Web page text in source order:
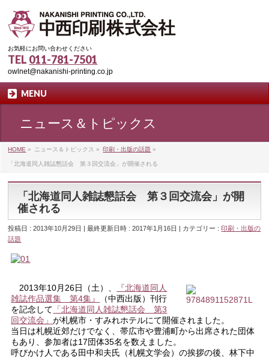
お気軽にお問い合わせください
TEL 011-781-7501
owlnet@nakanishi-printing.co.jp
MENU
ニュース＆トピックス
HOME » ニュース＆トピックス » 印刷・出版の話題 »
「北海道同人雑誌懇話会 第３回交流会」が開催される
「北海道同人雑誌懇話会 第３回交流会」が開
催される
投稿日 : 2013年10月29日 最終更新日時 : 2017年1月16日 カテゴリー :印刷・出版の
話題
2013年10月26日（土）、
『北海道同人
雑誌作品選集 第4集』
（中西出版）刊行
を記念して 「北海道同人雑誌懇話会 第3
回交流会」が札幌市・すみれホテルにて開催されました。
当日は札幌近郊だけでなく、帯広市や豊浦町から出席された団体
もあり、参加者は17団体35名を数えました。
呼びかけ人である田中和夫氏（札幌文学会）の挨拶の後、林下中